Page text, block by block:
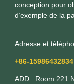
conception pour
d’exemple de la
Adresse et
+86-15986432834
ADD : Room 221